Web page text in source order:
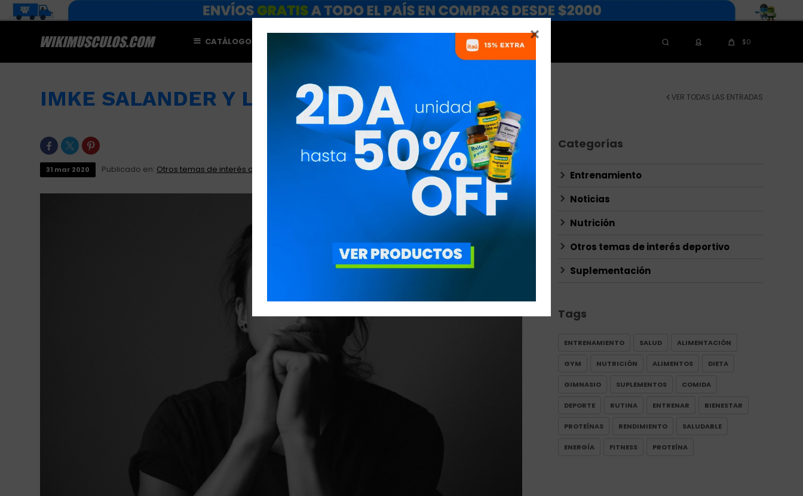

CATÁLOGO NUTRICIONISTAS $0
IMKE SALANDER Y LA MOTIVACIÓN DEPORTIVA VER TODAS LAS ENTRADAS
  
31 mar 2020 Publicado en: Otros temas de interés deportivo
Categorías
Entrenamiento
Noticias
Nutrición
Otros temas de interés deportivo
Suplementación
Tags
ENTRENAMIENTO SALUD ALIMENTACIÓN
GYM NUTRICIÓN ALIMENTOS DIETA
GIMNASIO SUPLEMENTOS COMIDA
DEPORTE RUTINA ENTRENAR BIENESTAR
PROTEÍNAS RENDIMIENTO SALUDABLE
ENERGÍA FITNESS PROTEÍNA